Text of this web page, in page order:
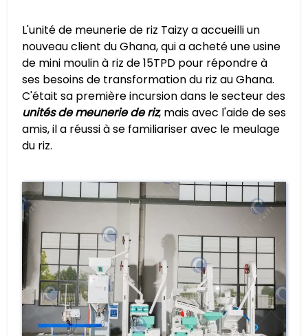
L'unité de meunerie de riz Taizy a accueilli un
nouveau client du Ghana, qui a acheté une usine
de mini moulin à riz de 15TPD pour répondre à
ses besoins de transformation du riz au Ghana.
C'était sa première incursion dans le secteur des
unités de meunerie de riz, mais avec l'aide de ses
amis, il a réussi à se familiariser avec le meulage
du riz.